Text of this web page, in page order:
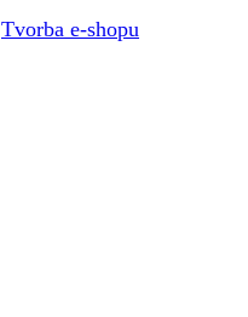
Tvorba e-shopu